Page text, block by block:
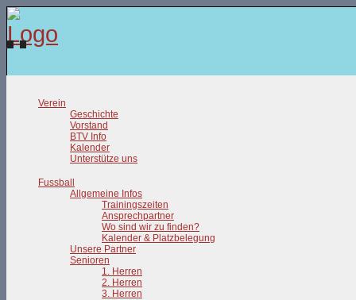
Verein
Geschichte
Vorstand
BTV Info
Kalender
Unterstütze uns
Fussball
Allgemeine Infos
Trainingszeiten
Ansprechpartner
Wo sind wir zu finden?
Kalender & Platzbelegung
Unsere Partner
Senioren
1. Herren
2. Herren
3. Herren